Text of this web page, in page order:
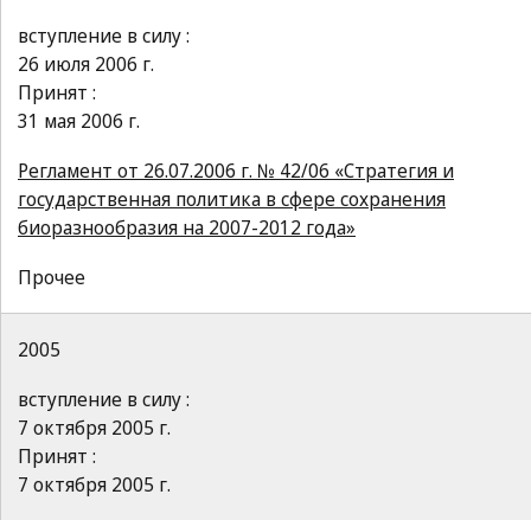
вступление в силу :
26 июля 2006 г.
Принят :
31 мая 2006 г.
Регламент от 26.07.2006 г. № 42/06 «Стратегия и
государственная политика в сфере сохранения
биоразнообразия на 2007-2012 года»
Прочее
2005
вступление в силу :
7 октября 2005 г.
Принят :
7 октября 2005 г.